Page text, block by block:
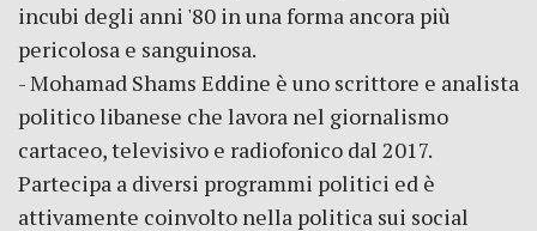
incubi degli anni '80 in una forma ancora più
pericolosa e sanguinosa.
- Mohamad Shams Eddine è uno scrittore e analista
politico libanese che lavora nel giornalismo
cartaceo, televisivo e radiofonico dal 2017.
Partecipa a diversi programmi politici ed è
attivamente coinvolto nella politica sui social